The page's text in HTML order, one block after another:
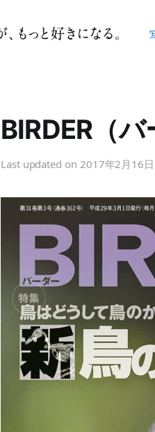
BIRDER（
Last updated on 2017年2月16日